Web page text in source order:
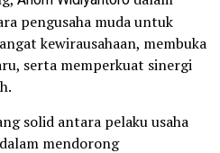
pengusaha muda untuk
kewirausahaan, membuka
serta memperkuat sinergi
solid antara pelaku usaha
mendorong